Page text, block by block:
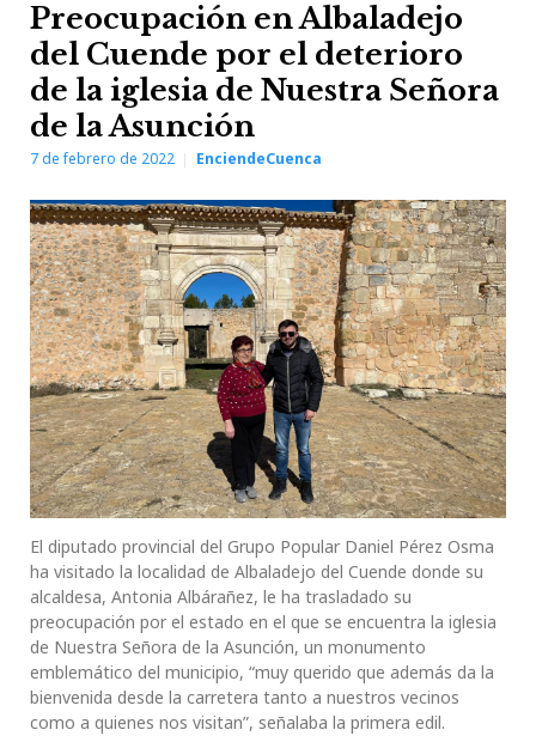
Preocupación en Albaladejo
del Cuende por el deterioro
de la iglesia de Nuestra Señora
de la Asunción
7 de febrero de 2022 EnciendeCuenca
El diputado provincial del Grupo Popular Daniel Pérez Osma
ha visitado la localidad de Albaladejo del Cuende donde su
alcaldesa, Antonia Albárañez, le ha trasladado su
preocupación por el estado en el que se encuentra la iglesia
de Nuestra Señora de la Asunción, un monumento
emblemático del municipio, “muy querido que además da la
bienvenida desde la carretera tanto a nuestros vecinos
como a quienes nos visitan”, señalaba la primera edil.